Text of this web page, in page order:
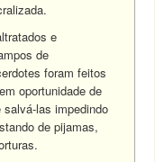
e
de
foram feitos
oportunidade de
las impedindo
de pijamas,